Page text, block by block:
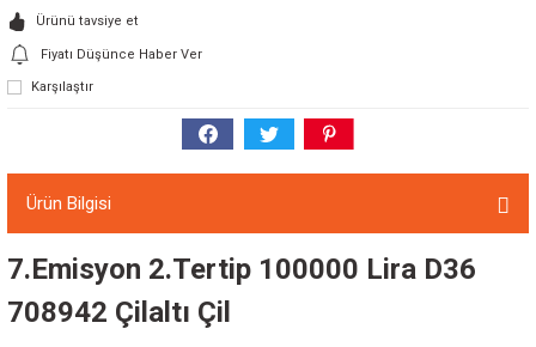
Ürünü tavsiye et
Fiyatı Düşünce Haber Ver
Karşılaştır
Ürün Bilgisi
7.Emisyon 2.Tertip 100000 Lira D36
708942 Çilaltı Çil